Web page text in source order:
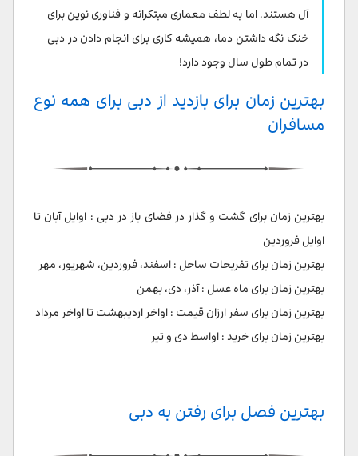
دبی در فوریه | 10 بهمن تا 9 اسفند
دبی در ماه مارس | 10 اسفند تا 9 فروردین
دبی در ماه آوریل | 10 فروردین تا 9 اردیبهشت
دبی در ژوئن | 10 خرداد تا 9 تیر
دبی در ماه جولای | 10 تیر تا 9 مرداد
دبی در ماه آگوست | 10 مرداد تا 9 شهریور
دبی در ماه اکتبر | 10 مهر تا 9 آبان
دبی در ماه نوامبر | 10 آبان تا 9 آذر
آل هستند. اما به لطف معماری مبتکرانه و فناوری نوین برای
خنک نگه داشتن دما، همیشه کاری برای انجام دادن در دبی
در تمام طول سال وجود دارد!
بهترین زمان برای بازدید از دبی برای همه نوع
مسافران
بهترین زمان برای گشت و گذار در فضای باز در دبی : اوایل آبان تا
اوایل فروردین
بهترین زمان برای تفریحات ساحل : اسفند، فروردین، شهریور، مهر
بهترین زمان برای ماه عسل : آذر، دی، بهمن
بهترین زمان برای سفر ارزان قیمت : اواخر اردیبهشت تا اواخر مرداد
بهترین زمان برای خرید : اواسط دی و تیر
بهترین فصل برای رفتن به دبی